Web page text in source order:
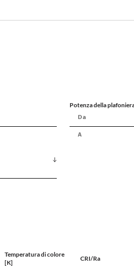
Potenza della
Temperatura di colore
[K]
CRI/Ra